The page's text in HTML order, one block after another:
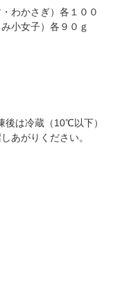
わかさぎ）各１００
小女子）各９０ｇ
は冷蔵（10℃以下）
あがりください。